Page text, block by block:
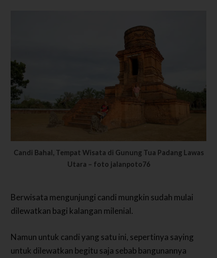
Candi Bahal, Tempat Wisata di Gunung Tua Padang Lawas
Utara – foto jalanpoto76
Berwisata mengunjungi candi mungkin sudah mulai
dilewatkan bagi kalangan milenial.
Namun untuk candi yang satu ini, sepertinya saying
untuk dilewatkan begitu saja sebab bangunannya